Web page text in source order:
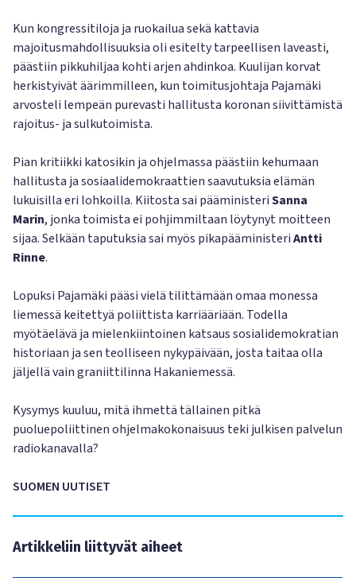
Kun kongressitiloja ja ruokailua sekä kattavia
majoitusmahdollisuuksia oli esitelty tarpeellisen laveasti,
päästiin pikkuhiljaa kohti arjen ahdinkoa. Kuulijan korvat
herkistyivät äärimmilleen, kun toimitusjohtaja Pajamäki
arvosteli lempeän purevasti hallitusta koronan siivittämistä
rajoitus- ja sulkutoimista.
Pian kritiikki katosikin ja ohjelmassa päästiin kehumaan
hallitusta ja sosiaalidemokraattien saavutuksia elämän
lukuisilla eri lohkoilla. Kiitosta sai pääministeriSanna
Marin, jonka toimista ei pohjimmiltaan löytynyt moitteen
sijaa. Selkään taputuksia sai myös pikapääministeriAntti
Rinne.
Lopuksi Pajamäki pääsi vielä tilittämään omaa monessa
liemessä keitettyä poliittista karriääriään. Todella
myötäelävä ja mielenkiintoinen katsaus sosialidemokratian
historiaan ja sen teolliseen nykypäivään, josta taitaa olla
jäljellä vain graniittilinna Hakaniemessä.
Kysymys kuuluu, mitä ihmettä tällainen pitkä
puoluepoliittinen ohjelmakokonaisuus teki julkisen palvelun
radiokanavalla?
SUOMEN UUTISET
Artikkeliin liittyvät aiheet